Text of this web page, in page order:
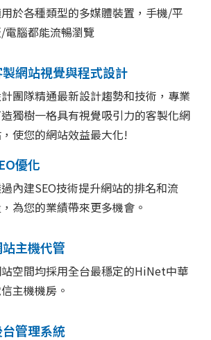
於各種類型的多媒體裝置，手機/平
電腦都能流暢瀏覽
網站視覺與程式設計
團隊精通最新設計趨勢和技術，專業
獨樹一格具有視覺吸引力的客製化網
使您的網站效益最大化!
優化
內建SEO技術提升網站的排名和流
為您的業績帶來更多機會。
主機代管
空間均採用全台最穩定的HiNet中華
主機機房。
管理系統